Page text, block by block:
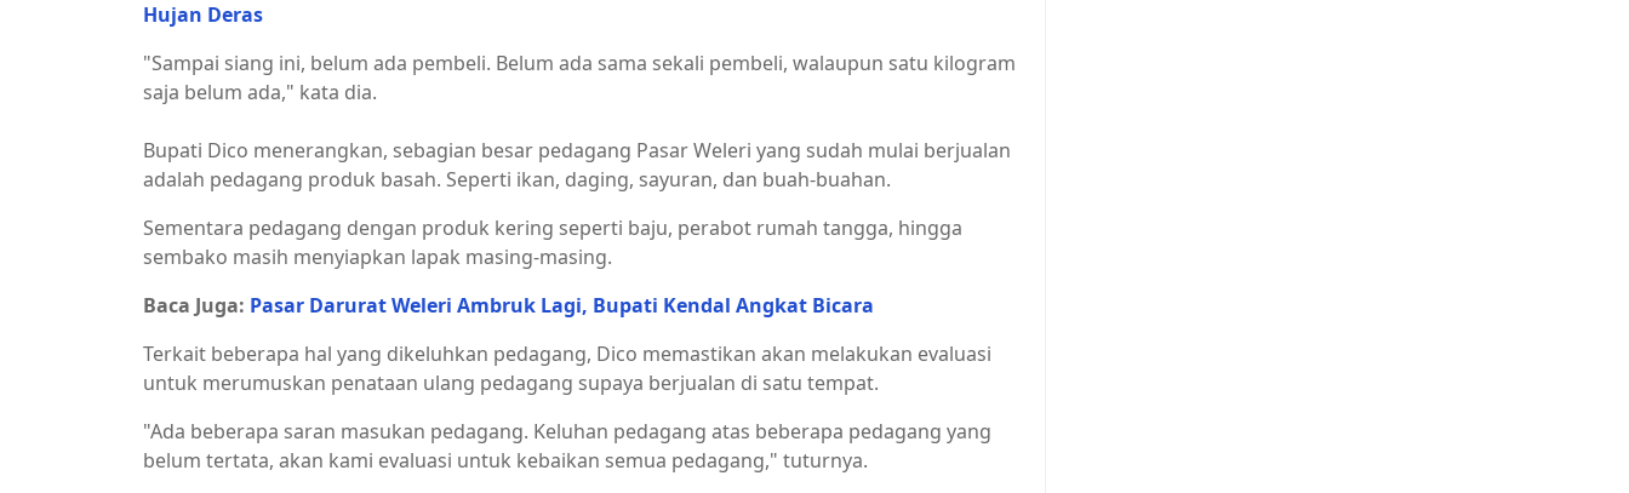
Hujan Deras
"Sampai siang ini, belum ada pembeli. Belum ada sama sekali pembeli, walaupun satu kilogram
saja belum ada," kata dia.
Bupati Dico menerangkan, sebagian besar pedagang Pasar Weleri yang sudah mulai berjualan
adalah pedagang produk basah. Seperti ikan, daging, sayuran, dan buah-buahan.
Sementara pedagang dengan produk kering seperti baju, perabot rumah tangga, hingga
sembako masih menyiapkan lapak masing-masing.
Baca Juga: Pasar Darurat Weleri Ambruk Lagi, Bupati Kendal Angkat Bicara
Terkait beberapa hal yang dikeluhkan pedagang, Dico memastikan akan melakukan evaluasi
untuk merumuskan penataan ulang pedagang supaya berjualan di satu tempat.
"Ada beberapa saran masukan pedagang. Keluhan pedagang atas beberapa pedagang yang
belum tertata, akan kami evaluasi untuk kebaikan semua pedagang," tuturnya.